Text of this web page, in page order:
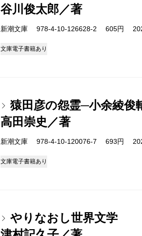
谷川俊太郎／著
新潮文庫 978-4-10-126628-2 605円
文庫電子書籍あり
猿田彦の怨霊─小余綾俊
高田崇史／著
新潮文庫 978-4-10-120076-7 693円
文庫電子書籍あり
やりなおし世界文学